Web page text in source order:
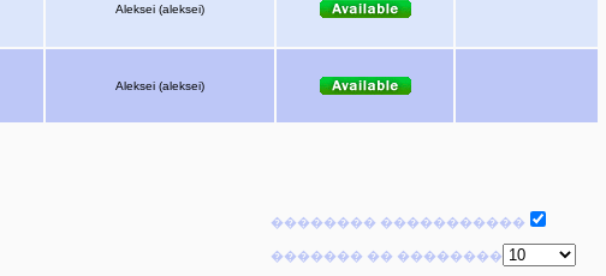
Aleksei (aleksei)
Aleksei (aleksei)
�������� �����������
������� �� ��������